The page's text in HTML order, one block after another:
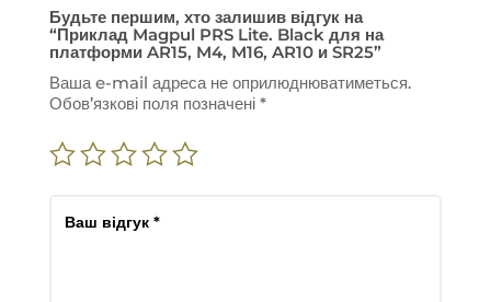
Будьте першим, хто залишив відгук на
“Приклад Magpul PRS Lite. Black для на
платформи AR15, M4, M16, AR10 и SR25”
Ваша e-mail адреса не оприлюднюватиметься.
Обов’язкові поля позначені *